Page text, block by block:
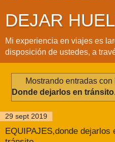
DEJAR
Mi experiencia en viajes es
disposición de ustedes, a
Mostrando entradas con
Donde dejarlos en tránsito.
29 sept 2019
EQUIPAJES,donde dejarlos